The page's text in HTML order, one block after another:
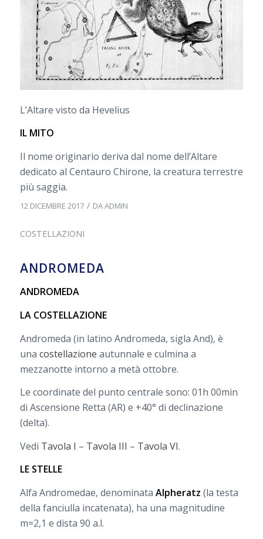
L’Altare visto da Hevelius
IL MITO
Il nome originario deriva dal nome dell’Altare
dedicato al Centauro Chirone, la creatura terrestre
più saggia.
12 DICEMBRE 2017 / DAADMIN
COSTELLAZIONI
ANDROMEDA
ANDROMEDA
LA COSTELLAZIONE
Andromeda (in latino Andromeda, sigla And), è
una costellazione autunnale e culmina a
mezzanotte intorno a metà ottobre.
Le coordinate del punto centrale sono: 01h 00min
di Ascensione Retta (AR) e +40° di declinazione
(delta).
Vedi Tavola I – Tavola III – Tavola VI.
LE STELLE
Alfa Andromedae, denominata Alpheratz (la testa
della fanciulla incatenata), ha una magnitudine
m=2,1 e dista 90 a.l.